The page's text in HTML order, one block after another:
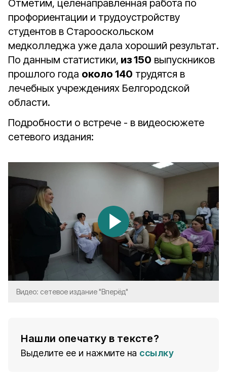
Отметим, целенаправленная работа по
профориентации и трудоустройству
студентов в Старооскольском
медколледжа уже дала хороший результат.
По данным статистики, из 150 выпускников
прошлого года около 140 трудятся в
лечебных учреждениях Белгородской
области.
Подробности о встрече - в видеосюжете
сетевого издания:
Видео: сетевое издание "Вперёд"
Нашли опечатку в тексте?
Выделите ее и нажмите на ссылку